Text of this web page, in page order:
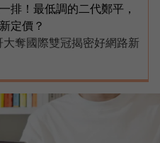
排！最低調的二代鄭平，
定價？
奪國際雙冠揭密好網路新